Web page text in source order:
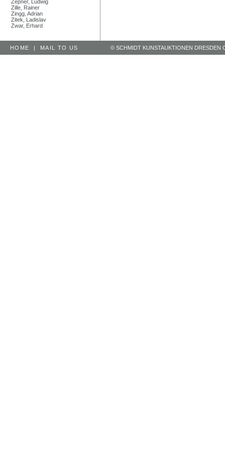
Zepner, Ludwig
Zille, Rainer
Zingg, Adrian
Zitek, Ladislav
Zwar, Erhard
HOME | MAIL TO US © SCHMIDT KUNSTAUKTIONEN DRESDEN